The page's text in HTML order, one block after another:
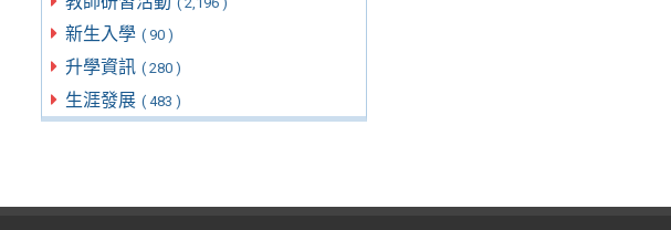
新生入學 ( 90 )
升學資訊 ( 280 )
生涯發展 ( 483 )